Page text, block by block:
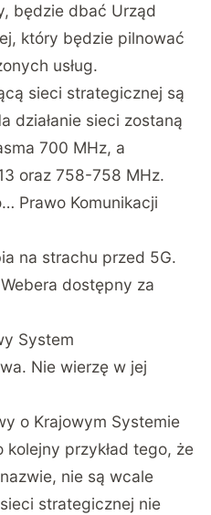
będzie dbać Urząd
który będzie pilnować
usług.
sieci strategicznej są
działanie sieci zostaną
700 MHz, a
oraz 758-758 MHz.
Prawo Komunikacji
na strachu przed 5G.
dostępny za
System
Nie wierzę w jej
o Krajowym Systemie
przykład tego, że
nie są wcale
strategicznej nie